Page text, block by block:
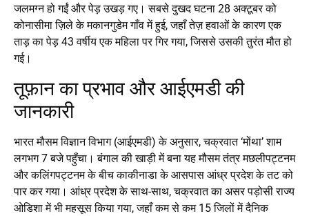
जलमग्न हो गईं और पेड़ उखड़ गए। सबसे दुखद घटना 28 अक्टूबर को
कोनासीमा ज़िले के मकानगुडेम गाँव में हुई, जहाँ तेज़ हवाओं के कारण एक
ताड़ का पेड़ 43 वर्षीय एक महिला पर गिर गया, जिससे उसकी तुरंत मौत हो
गई।
तूफ़ान का प्रभाव और आईएमडी की
जानकारी
भारत मौसम विज्ञान विभाग (आईएमडी) के अनुसार, चक्रवात ‘मोंथा’ शाम
लगभग 7 बजे पहुँचा। बंगाल की खाड़ी में बना यह मौसम तंत्र मछलीपट्टनम
और कलिंगपट्टनम के बीच काकीनाडा के आसपास आंध्र प्रदेश के तट को
पार कर गया। आंध्र प्रदेश के साथ-साथ, चक्रवात का असर पड़ोसी राज्य
ओडिशा में भी महसूस किया गया, जहाँ कम से कम 15 जिलों में दैनिक